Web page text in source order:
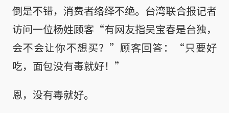
倒是不错，消费者络绎不绝。台湾联合报记者
访问一位杨姓顾客“有网友指吴宝春是台独，
会不会让你不想买？”顾客回答：“只要好
吃，面包没有毒就好！”
恩，没有毒就好。